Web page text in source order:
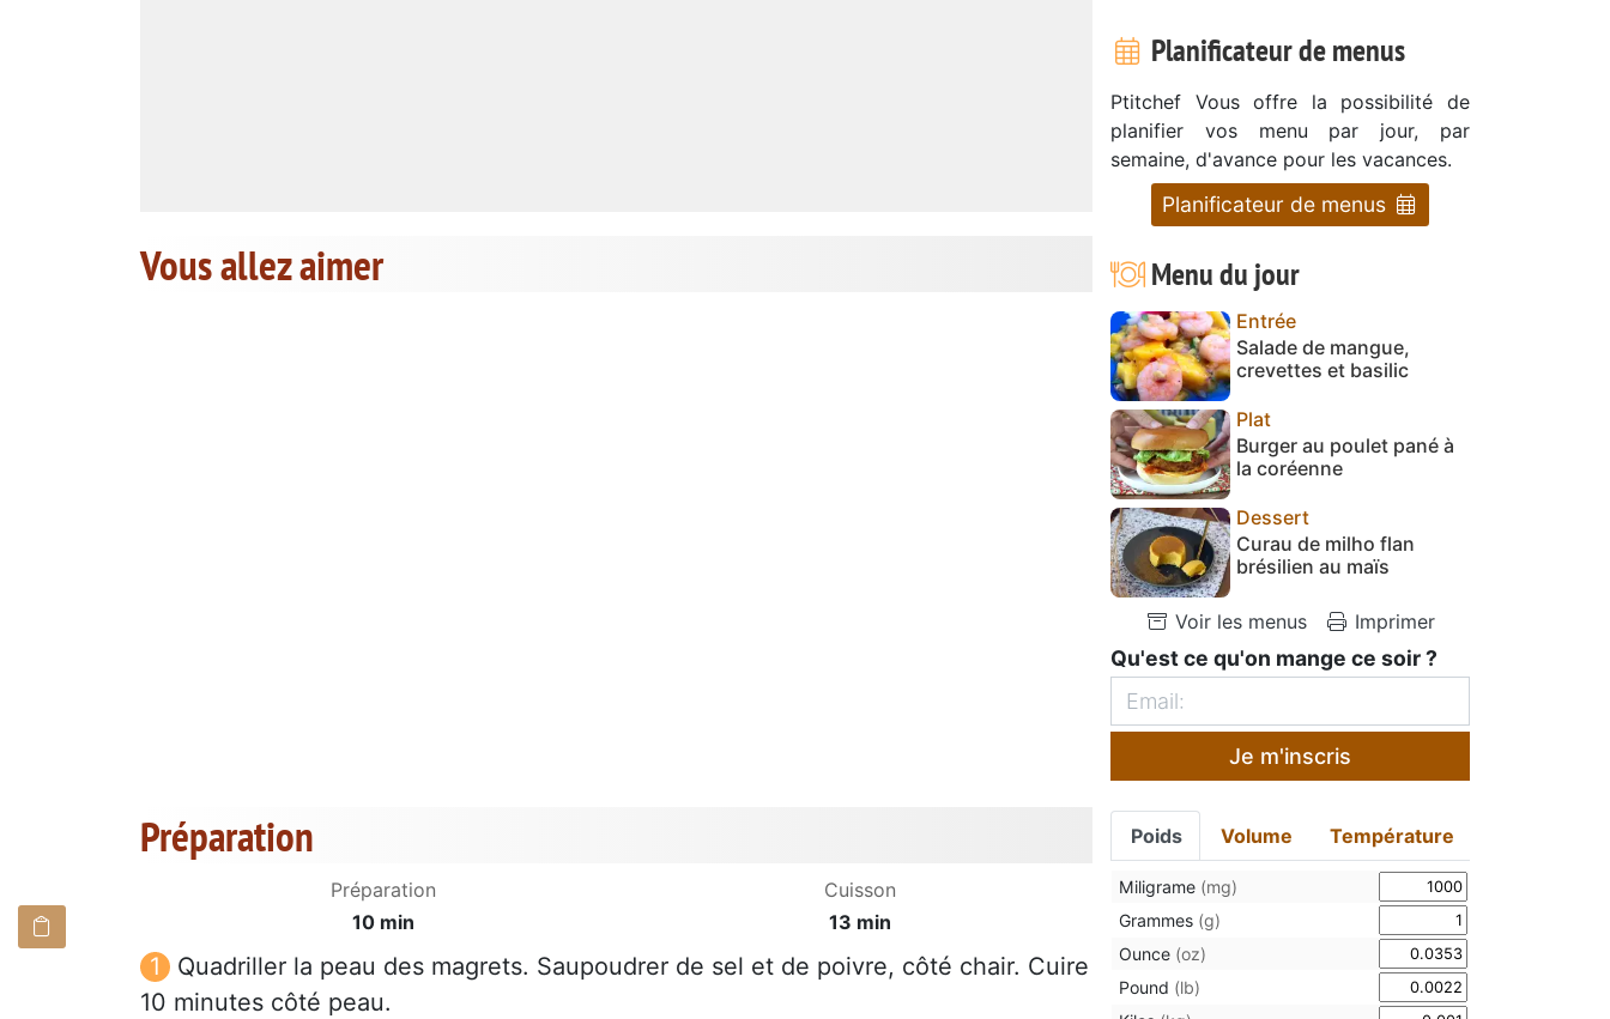
Vous allez aimer
Préparation
Préparation
10 min
Cuisson
13 min
Quadriller la peau des magrets. Saupoudrer de sel et de poivre, côté chair. Cuire
10 minutes côté peau.
Planificateur de menus
Ptitchef Vous offre la possibilité de
planifier vos menu par jour, par
semaine, d'avance pour les vacances.
Planificateur de menus
Menu du jour
Entrée
Salade de mangue,
crevettes et basilic
Plat
Burger au poulet pané à
la coréenne
Dessert
Curau de milho flan
brésilien au maïs
Voir les menus Imprimer
Qu'est ce qu'on mange ce soir ?
Je m'inscris
Poids Volume Température
Miligrame (mg)
Grammes (g)
Ounce (oz)
Pound (lb)